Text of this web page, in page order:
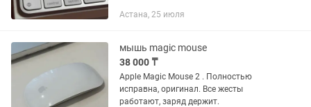
Астана, 25 июля
мышь magic mouse
38 000 ₸
Apple Magic Mouse 2 . Полностью
исправна, оригинал. Все жесты
работают, заряд держит.